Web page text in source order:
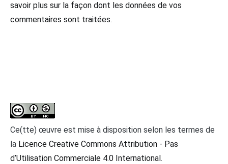
savoir plus sur la façon dont les données de vos
commentaires sont traitées.
Ce(tte) œuvre est mise à disposition selon les termes de
la Licence Creative Commons Attribution - Pas
d’Utilisation Commerciale 4.0 International.